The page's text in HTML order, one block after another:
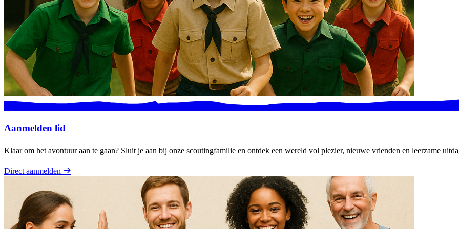
Aanmelden lid
Klaar om het avontuur aan te gaan? Sluit je aan bij onze scoutingfamilie en ontdek een wereld vol plezier, nieuwe vrienden en leerzame
Direct aanmelden